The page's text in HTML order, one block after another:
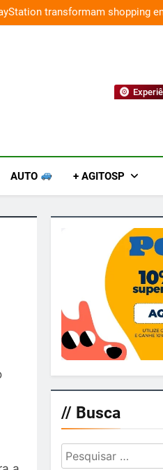
transformam shopping
AUTO + AGITOSP
// Busca
Pesquisar